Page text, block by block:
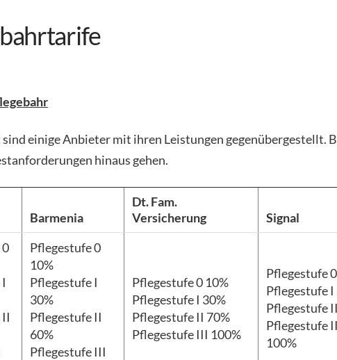
einige Anbieter mit ihren Leistungen gegenübergestellt.
hinaus gehen.
Barmenia
Dt. Fam.
Versicherung
Signal
Pflegestufe 0
10%
Pflegestufe I
30%
Pflegestufe II
60%
Pflegestufe III
Pflegestufe 0 10%
Pflegestufe I 30%
Pflegestufe II 70%
Pflegestufe III 100%
Pflegestufe
Pflegestufe I
Pflegestufe
Pflegestufe
100%